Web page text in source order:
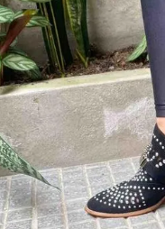
Cuadro
Sillas
Duvet
Botas
Dko